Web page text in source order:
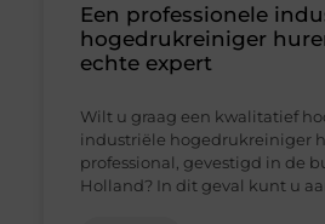
Een professionele
hogedrukreiniger
echte expert
Wilt u graag een kwalitatief
industriële hogedrukreiniger
professional, gevestigd in de
Holland? In dit geval kunt u